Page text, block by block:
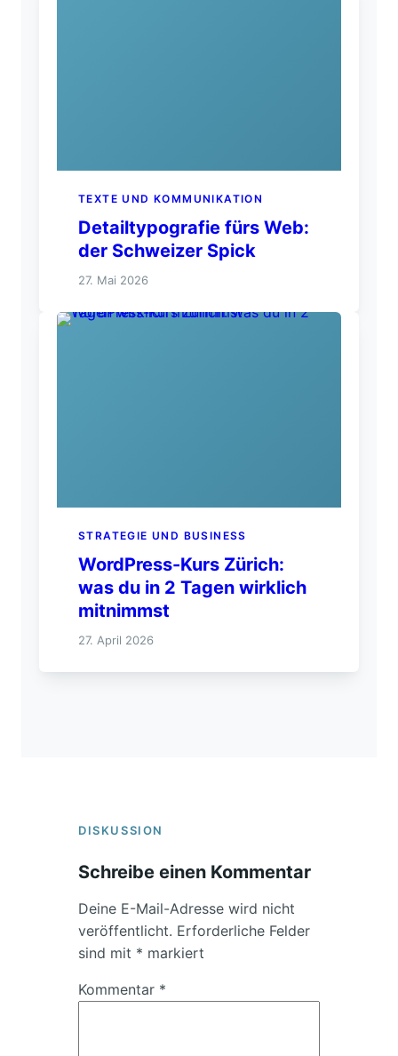
TEXTE UND KOMMUNIKATION
Detailtypografie fürs Web:
der Schweizer Spick
27. Mai 2026
STRATEGIE UND BUSINESS
WordPress-Kurs Zürich:
was du in 2 Tagen wirklich
mitnimmst
27. April 2026
DISKUSSION
Schreibe einen Kommentar
Deine E-Mail-Adresse wird nicht
veröffentlicht. Erforderliche Felder
sind mit * markiert
Kommentar *